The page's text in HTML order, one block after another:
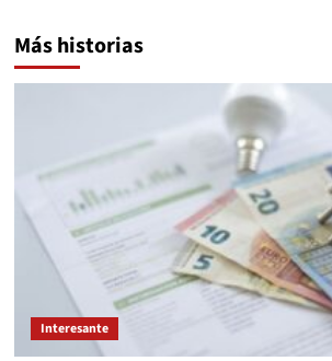
Más historias
Interesante